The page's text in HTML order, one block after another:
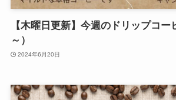
【木曜日更新】今週のドリップコー
～）
2024年6月20日